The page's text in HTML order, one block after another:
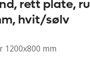
rett plate,
hvit/sølv
mm